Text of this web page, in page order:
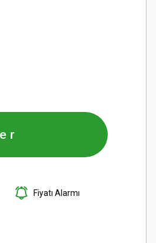
Fiyatı Alarmı